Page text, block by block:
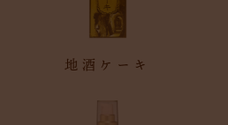
地酒ケーキ